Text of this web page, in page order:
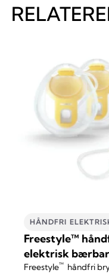
HÅNDFRI
Freestyle™
elektrisk
Freestyle™ håndfri